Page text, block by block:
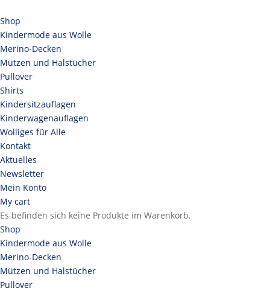
Shop
Kindermode aus Wolle
Merino-Decken
Mützen und Halstücher
Pullover
Shirts
Kindersitzauflagen
Kinderwagenauflagen
Wolliges für Alle
Kontakt
Aktuelles
Newsletter
Mein Konto
My cart
Es befinden sich keine Produkte im Warenkorb.
Shop
Kindermode aus Wolle
Merino-Decken
Mützen und Halstücher
Pullover